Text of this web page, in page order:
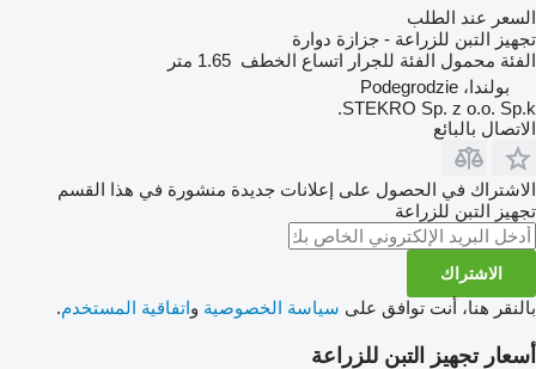
السعر عند الطلب
تجهيز التبن للزراعة - جزازة دوارة
الفئة محمول الفئة للجرار اتساع الخطف 1.65 متر
بولندا، Podegrodzie
STEKRO Sp. z o.o. Sp.k.
الاتصال بالبائع
الاشتراك في الحصول على إعلانات جديدة منشورة في هذا القسم
تجهيز التبن للزراعة
الاشتراك
بالنقر هنا، أنت توافق على سياسة الخصوصية واتفاقية المستخدم.
أسعار تجهيز التبن للزراعة